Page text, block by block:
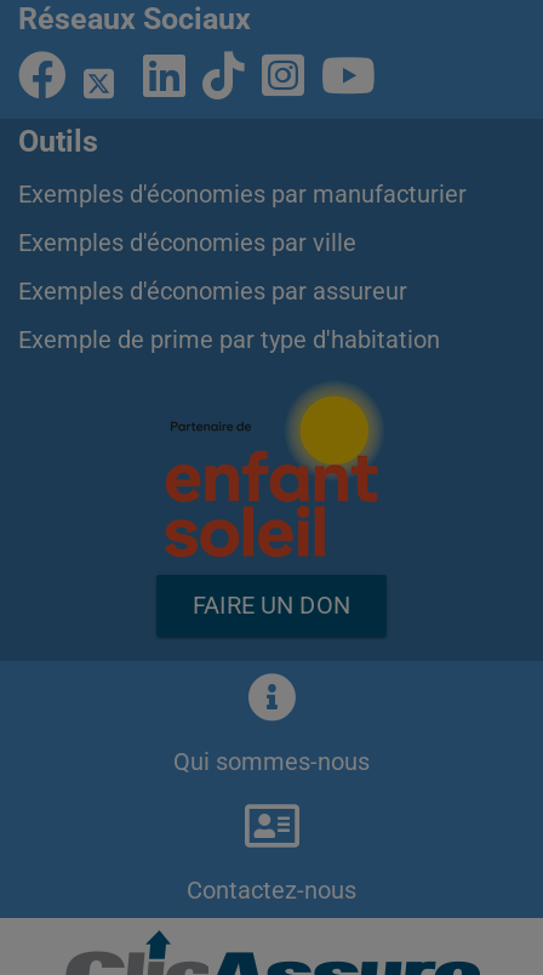
Réseaux Sociaux
Outils
Exemples d'économies par manufacturier
Exemples d'économies par ville
Exemples d'économies par assureur
Exemple de prime par type d'habitation
FAIRE UN DON
Qui sommes-nous
Contactez-nous